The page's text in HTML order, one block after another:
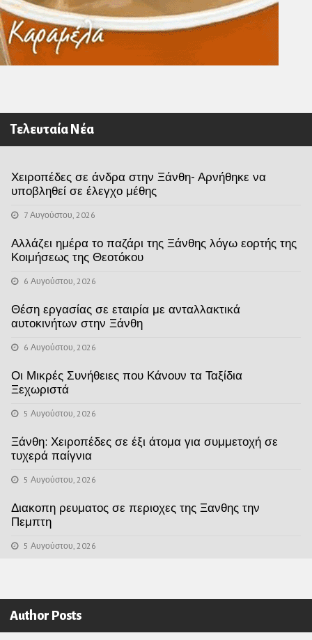
Τελευταία Νέα
Χειροπέδες σε άνδρα στην Ξάνθη- Αρνήθηκε να
υποβληθεί σε έλεγχο μέθης
7 Αυγούστου, 2026
Αλλάζει ημέρα το παζάρι της Ξάνθης λόγω εορτής της
Κοιμήσεως της Θεοτόκου
6 Αυγούστου, 2026
Θέση εργασίας σε εταιρία με ανταλλακτικά
αυτοκινήτων στην Ξάνθη
6 Αυγούστου, 2026
Οι Μικρές Συνήθειες που Κάνουν τα Ταξίδια
Ξεχωριστά
5 Αυγούστου, 2026
Ξάνθη: Χειροπέδες σε έξι άτομα για συμμετοχή σε
τυχερά παίγνια
5 Αυγούστου, 2026
Διακοπη ρευματος σε περιοχες της Ξανθης την
Πεμπτη
5 Αυγούστου, 2026
Author Posts